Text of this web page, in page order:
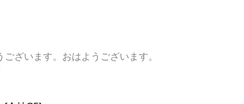
ざいます。おはようございます。